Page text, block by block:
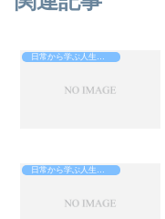
日常から学ぶ人生攻略法